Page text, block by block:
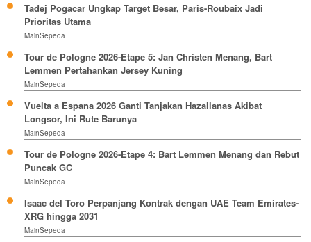
Tadej Pogacar Ungkap Target Besar, Paris-Roubaix Jadi
Prioritas Utama
MainSepeda
Tour de Pologne 2026-Etape 5: Jan Christen Menang, Bart
Lemmen Pertahankan Jersey Kuning
MainSepeda
Vuelta a Espana 2026 Ganti Tanjakan Hazallanas Akibat
Longsor, Ini Rute Barunya
MainSepeda
Tour de Pologne 2026-Etape 4: Bart Lemmen Menang dan Rebut
Puncak GC
MainSepeda
Isaac del Toro Perpanjang Kontrak dengan UAE Team Emirates-
XRG hingga 2031
MainSepeda